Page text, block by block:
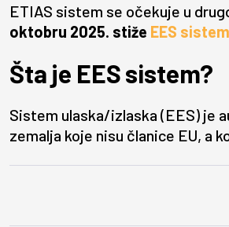
ETIAS sistem se očekuje u
oktobru 2025. stiže EES sistem
Šta je EES sistem?
Sistem ulaska/izlaska (EES) je
zemalja koje nisu članice EU, a